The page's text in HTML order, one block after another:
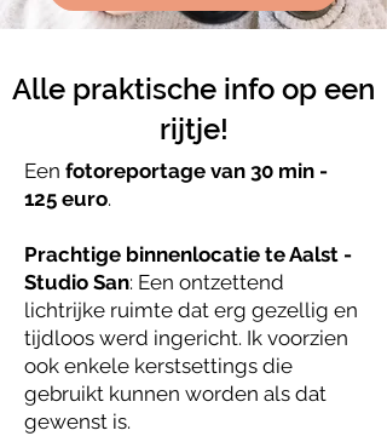
Alle praktische info op een
rijtje!
Een fotoreportage van 30 min -
125 euro.
Prachtige binnenlocatie te Aalst -
Studio San: Een ontzettend
lichtrijke ruimte dat erg gezellig en
tijdloos werd ingericht. Ik voorzien
ook enkele kerstsettings die
gebruikt kunnen worden als dat
gewenst is.